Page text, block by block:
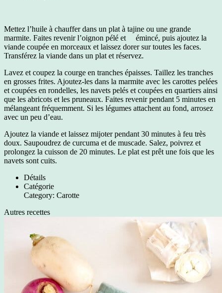
Mettez l’huile à chauffer dans un plat à tajine ou une grande
marmite. Faites revenir l’oignon pélé et émincé, puis ajoutez la
viande coupée en morceaux et laissez dorer sur toutes les faces.
Transférez la viande dans un plat et réservez.
Lavez et coupez la courge en tranches épaisses. Taillez les tranches
en grosses frites. Ajoutez-les dans la marmite avec les carottes pelées
et coupées en rondelles, les navets pelés et coupées en quartiers ainsi
que les abricots et les pruneaux. Faites revenir pendant 5 minutes en
mélangeant fréquemment. Si les légumes attachent au fond, arrosez
avec un peu d’eau.
Ajoutez la viande et laissez mijoter pendant 30 minutes à feu très
doux. Saupoudrez de curcuma et de muscade. Salez, poivrez et
prolongez la cuisson de 20 minutes. Le plat est prêt une fois que les
navets sont cuits.
Détails
Catégorie
Category: Carotte
Autres recettes